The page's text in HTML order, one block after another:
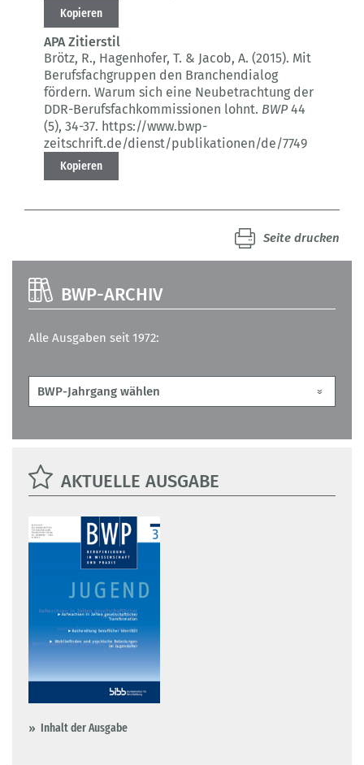
Kopieren
APA Zitierstil
Brötz, R., Hagenhofer, T. & Jacob, A. (2015). Mit
Berufsfachgruppen den Branchendialog
fördern. Warum sich eine Neubetrachtung der
DDR-Berufsfachkommissionen lohnt. BWP44
(5), 34-37. https://www.bwp-
zeitschrift.de/dienst/publikationen/de/7749
Kopieren
Seite drucken
BWP-ARCHIV
Alle Ausgaben seit 1972:
AKTUELLE AUSGABE
Inhalt der Ausgabe